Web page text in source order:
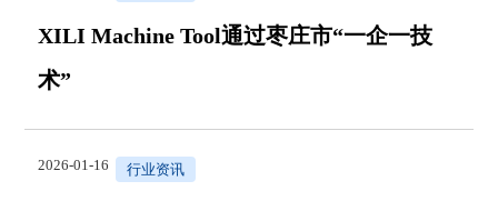
XILI Machine Tool通过枣庄市“一企一技
术”
2026-01-16 行业资讯